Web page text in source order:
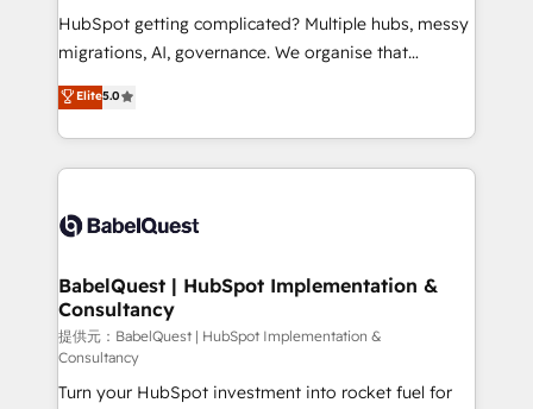
and implementation. - Pre-built and custom
integrations across your full tech stack. - Custom
- Dashboards, lifecycle campaigns, and lead
nurturing sequences. - Cross-hub setup across
scalable retainers. Let’s make HubSpot your most
powerful growth engine. Built to convert, scale, and
HubSpot getting complicated? Multiple hubs, messy
migrations, AI, governance. We organise that
complexity, so your team can put HubSpot to work...
Welcome to our Profile! We help with: • CRM
implementation, reports, workflows, and team
training • CRM migration from Salesforce, Pipedrive,
custom API integrations • AI governance for
Boutique 'Elite' team of 12 • 150+ clients across Sales
Hub, Marketing Hub, Service Hub, Data Hub and
CMS • ISO/IEC 27001:2022, ISO 9001:2015, and ISO
42001:2023 certified - the AI management standard •
GuardHub: our AI governance framework, built on
Elite5.0
BabelQuest | HubSpot Implementation &
Consultancy
提供元：BabelQuest | HubSpot Implementation &
Consultancy
Turn your HubSpot investment into rocket fuel for